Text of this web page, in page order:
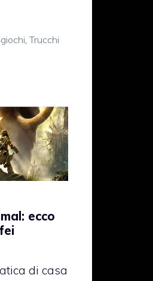
,Trucchi
ecco
di casa